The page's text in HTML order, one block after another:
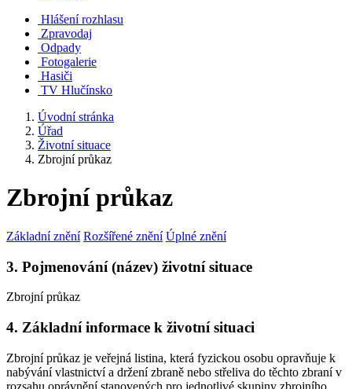
Hlášení rozhlasu
Zpravodaj
Odpady
Fotogalerie
Hasiči
TV Hlučínsko
Úvodní stránka
Úřad
Životní situace
Zbrojní průkaz
Zbrojní průkaz
Základní znění Rozšířené znění Úplné znění
3. Pojmenování (název) životní situace
Zbrojní průkaz
4. Základní informace k životní situaci
Zbrojní průkaz je veřejná listina, která fyzickou osobu opravňuje k
nabývání vlastnictví a držení zbraně nebo střeliva do těchto zbraní v
rozsahu oprávnění stanovených pro jednotlivé skupiny zbrojního